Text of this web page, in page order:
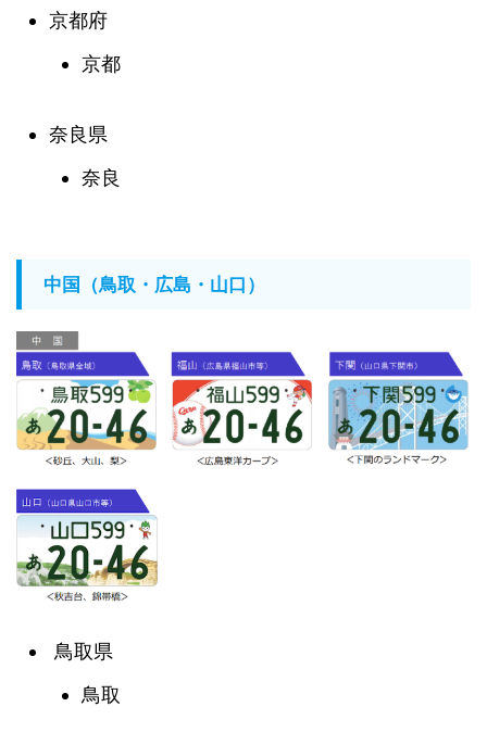
京都府
京都
奈良県
奈良
中国（鳥取・広島・山口）
鳥取県
鳥取